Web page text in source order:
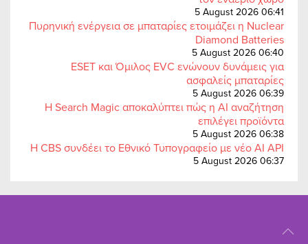
5 August 2026 06:41
Πυρηνική ενέργεια σε μπαταρίες ετοιμάζει η Nuclear
Diamond Batteries
5 August 2026 06:40
ESET και Όμιλος EVC ενώνουν δυνάμεις για
ασφαλείς μπαταρίες
5 August 2026 06:39
Η Search Magic αποκαλύπτει πώς η AI αναζήτηση
επιλέγει προϊόντα
5 August 2026 06:38
Η CBS συνδέει το Εθνικό Τυπογραφείο με νέο AI API
5 August 2026 06:37